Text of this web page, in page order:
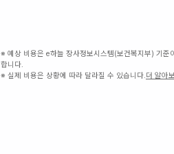
※ 예상 비용은 e하늘 장사정보시스템(보건복지부) 기준
합니다.
※ 실제 비용은 상황에 따라 달라질 수 있습니다.더 알아